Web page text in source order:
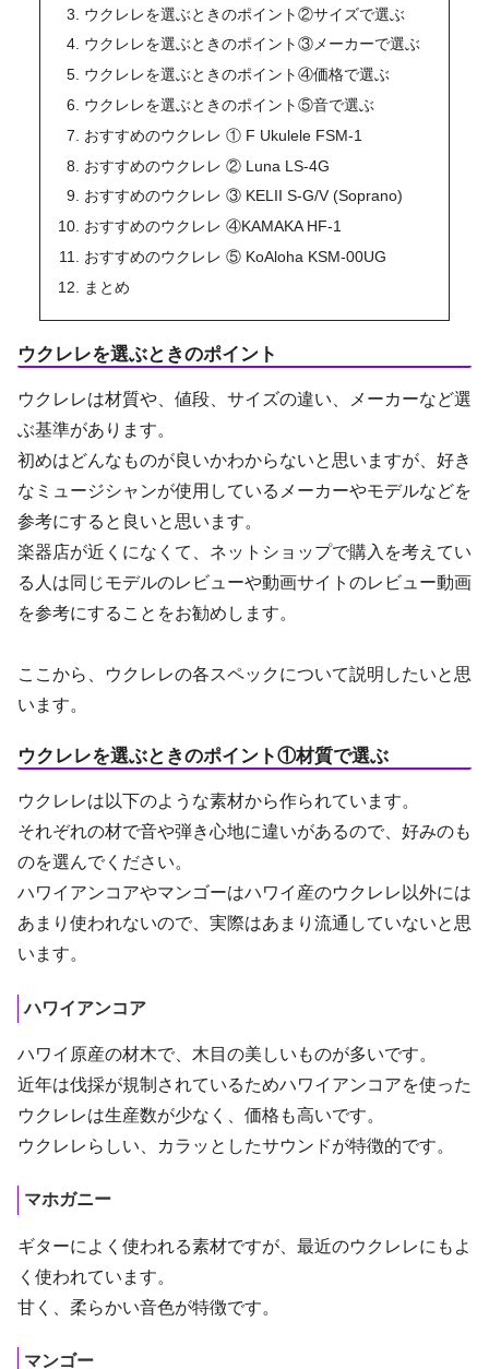
ウクレレを選ぶときのポイント②サイズで選ぶ
ウクレレを選ぶときのポイント③メーカーで選ぶ
ウクレレを選ぶときのポイント④価格で選ぶ
ウクレレを選ぶときのポイント⑤音で選ぶ
おすすめのウクレレ ① F Ukulele FSM-1
おすすめのウクレレ ② Luna LS-4G
おすすめのウクレレ ③ KELII S-G/V (Soprano)
おすすめのウクレレ ④KAMAKA HF-1
おすすめのウクレレ ⑤ KoAloha KSM-00UG
まとめ
ウクレレを選ぶときのポイント
ウクレレは材質や、値段、サイズの違い、メーカーなど選
ぶ基準があります。
初めはどんなものが良いかわからないと思いますが、好き
なミュージシャンが使用しているメーカーやモデルなどを
参考にすると良いと思います。
楽器店が近くになくて、ネットショップで購入を考えてい
る人は同じモデルのレビューや動画サイトのレビュー動画
を参考にすることをお勧めします。
ここから、ウクレレの各スペックについて説明したいと思
います。
ウクレレを選ぶときのポイント①材質で選ぶ
ウクレレは以下のような素材から作られています。
それぞれの材で音や弾き心地に違いがあるので、好みのも
のを選んでください。
ハワイアンコアやマンゴーはハワイ産のウクレレ以外には
あまり使われないので、実際はあまり流通していないと思
います。
ハワイアンコア
ハワイ原産の材木で、木目の美しいものが多いです。
近年は伐採が規制されているためハワイアンコアを使った
ウクレレは生産数が少なく、価格も高いです。
ウクレレらしい、カラッとしたサウンドが特徴的です。
マホガニー
ギターによく使われる素材ですが、最近のウクレレにもよ
く使われています。
甘く、柔らかい音色が特徴です。
マンゴー